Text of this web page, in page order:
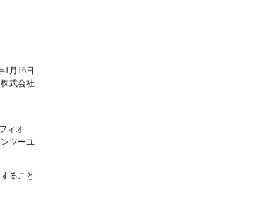
1月16日
式会社
ィオ
ツーユ
ること